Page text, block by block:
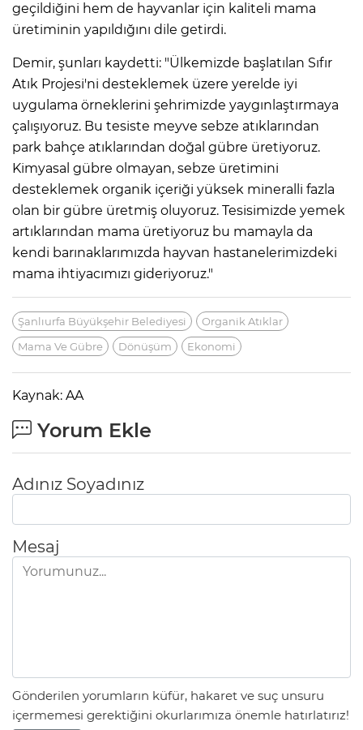
geçildiğini hem de hayvanlar için kaliteli mama
üretiminin yapıldığını dile getirdi.
Demir, şunları kaydetti: "Ülkemizde başlatılan Sıfır
Atık Projesi'ni desteklemek üzere yerelde iyi
uygulama örneklerini şehrimizde yaygınlaştırmaya
çalışıyoruz. Bu tesiste meyve sebze atıklarından
park bahçe atıklarından doğal gübre üretiyoruz.
Kimyasal gübre olmayan, sebze üretimini
desteklemek organik içeriği yüksek mineralli fazla
olan bir gübre üretmiş oluyoruz. Tesisimizde yemek
artıklarından mama üretiyoruz bu mamayla da
kendi barınaklarımızda hayvan hastanelerimizdeki
mama ihtiyacımızı gideriyoruz."
Şanlıurfa Büyükşehir Belediyesi
Organik Atıklar
Mama Ve Gübre
Dönüşüm Ekonomi
Kaynak: AA
Yorum Ekle
Adınız Soyadınız
Mesaj
Gönderilen yorumların küfür, hakaret ve suç unsuru
içermemesi gerektiğini okurlarımıza önemle hatırlatırız!